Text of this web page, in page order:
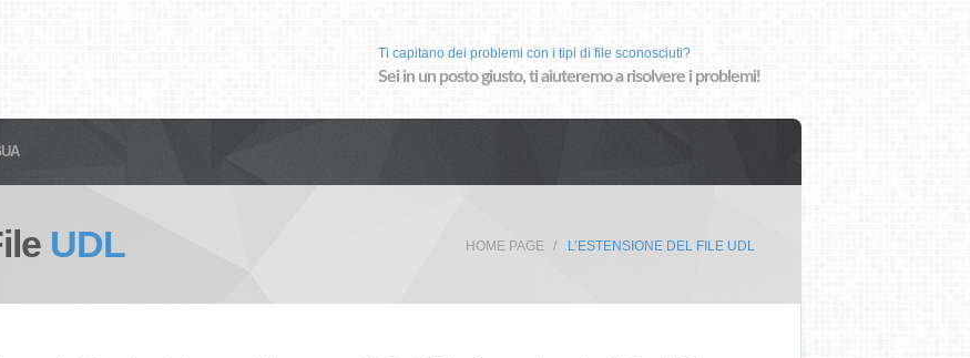
Ti capitano dei problemi con i tipi di file sconosciuti?
Sei in un posto giusto, ti aiuteremo a risolvere i problemi!
UDL HOME PAGE L’ESTENSIONE DEL FILE UDL